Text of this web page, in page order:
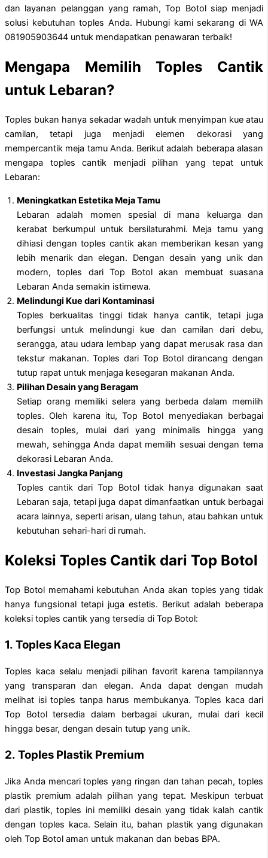
dan layanan pelanggan yang ramah, Top Botol siap menjadi
solusi kebutuhan toples Anda. Hubungi kami sekarang di WA
081905903644 untuk mendapatkan penawaran terbaik!
Mengapa Memilih Toples Cantik
untuk Lebaran?
Toples bukan hanya sekadar wadah untuk menyimpan kue atau
camilan, tetapi juga menjadi elemen dekorasi yang
mempercantik meja tamu Anda. Berikut adalah beberapa alasan
mengapa toples cantik menjadi pilihan yang tepat untuk
Lebaran:
Meningkatkan Estetika Meja Tamu
Lebaran adalah momen spesial di mana keluarga dan
kerabat berkumpul untuk bersilaturahmi. Meja tamu yang
dihiasi dengan toples cantik akan memberikan kesan yang
lebih menarik dan elegan. Dengan desain yang unik dan
modern, toples dari Top Botol akan membuat suasana
Lebaran Anda semakin istimewa.
Melindungi Kue dari Kontaminasi
Toples berkualitas tinggi tidak hanya cantik, tetapi juga
berfungsi untuk melindungi kue dan camilan dari debu,
serangga, atau udara lembap yang dapat merusak rasa dan
tekstur makanan. Toples dari Top Botol dirancang dengan
tutup rapat untuk menjaga kesegaran makanan Anda.
Pilihan Desain yang Beragam
Setiap orang memiliki selera yang berbeda dalam memilih
toples. Oleh karena itu, Top Botol menyediakan berbagai
desain toples, mulai dari yang minimalis hingga yang
mewah, sehingga Anda dapat memilih sesuai dengan tema
dekorasi Lebaran Anda.
Investasi Jangka Panjang
Toples cantik dari Top Botol tidak hanya digunakan saat
Lebaran saja, tetapi juga dapat dimanfaatkan untuk berbagai
acara lainnya, seperti arisan, ulang tahun, atau bahkan untuk
kebutuhan sehari-hari di rumah.
Koleksi Toples Cantik dari Top Botol
Top Botol memahami kebutuhan Anda akan toples yang tidak
hanya fungsional tetapi juga estetis. Berikut adalah beberapa
koleksi toples cantik yang tersedia di Top Botol:
1. Toples Kaca Elegan
Toples kaca selalu menjadi pilihan favorit karena tampilannya
yang transparan dan elegan. Anda dapat dengan mudah
melihat isi toples tanpa harus membukanya. Toples kaca dari
Top Botol tersedia dalam berbagai ukuran, mulai dari kecil
hingga besar, dengan desain tutup yang unik.
2. Toples Plastik Premium
Jika Anda mencari toples yang ringan dan tahan pecah, toples
plastik premium adalah pilihan yang tepat. Meskipun terbuat
dari plastik, toples ini memiliki desain yang tidak kalah cantik
dengan toples kaca. Selain itu, bahan plastik yang digunakan
oleh Top Botol aman untuk makanan dan bebas BPA.